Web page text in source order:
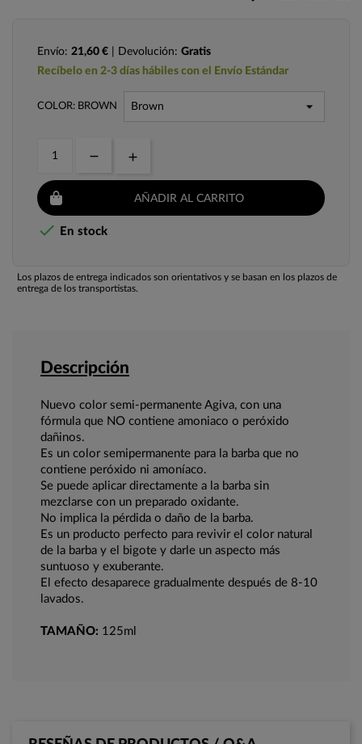
Envío: 21,60 € | Devolución: Gratis
Recíbelo en 2-3 días hábiles con el Envío Estándar
COLOR: BROWN
AÑADIR AL CARRITO
 En stock
Los plazos de entrega indicados son orientativos y se basan en los plazos de
entrega de los transportistas.
Descripción
Nuevo color semi-permanente Agiva, con una
fórmula que NO contiene amoniaco o peróxido
dañinos.
Es un color semipermanente para la barba que no
contiene peróxido ni amoníaco.
Se puede aplicar directamente a la barba sin
mezclarse con un preparado oxidante.
No implica la pérdida o daño de la barba.
Es un producto perfecto para revivir el color natural
de la barba y el bigote y darle un aspecto más
suntuoso y exuberante.
El efecto desaparece gradualmente después de 8-10
lavados.
TAMAÑO: 125ml